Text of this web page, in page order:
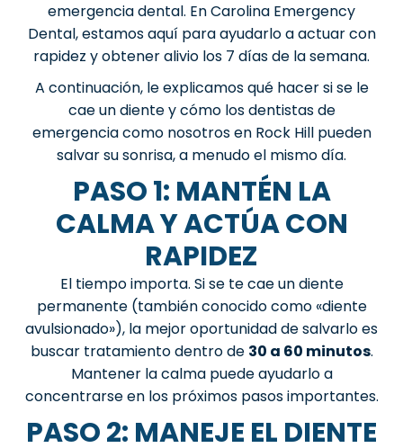
emergencia dental. En Carolina Emergency
Dental, estamos aquí para ayudarlo a actuar con
rapidez y obtener alivio los 7 días de la semana.
A continuación, le explicamos qué hacer si se le
cae un diente y cómo los dentistas de
emergencia como nosotros en Rock Hill pueden
salvar su sonrisa, a menudo el mismo día.
PASO 1: MANTÉN LA
CALMA Y ACTÚA CON
RAPIDEZ
El tiempo importa. Si se te cae un diente
permanente (también conocido como «diente
avulsionado»), la mejor oportunidad de salvarlo es
buscar tratamiento dentro de 30 a 60 minutos.
Mantener la calma puede ayudarlo a
concentrarse en los próximos pasos importantes.
PASO 2: MANEJE EL DIENTE